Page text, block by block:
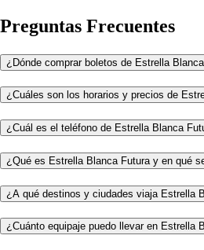
Preguntas Frecuentes
¿Dónde comprar boletos de Estrella
¿Cuáles son los horarios y precios de
¿Cuál es el teléfono de Estrella Blanca
¿Qué es Estrella Blanca Futura y en qué
¿A qué destinos y ciudades viaja Estrella
¿Cuánto equipaje puedo llevar en Estrella